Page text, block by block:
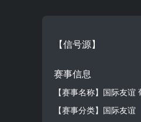
【信号源】
赛事信息
【赛事名称】国际友谊
【赛事分类】国际友谊